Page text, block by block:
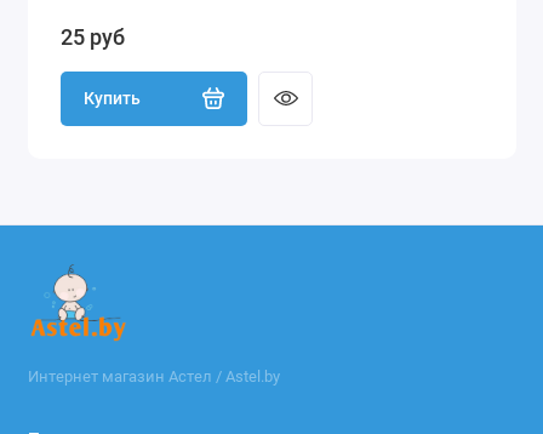
25 руб
Купить
Интернет магазин Астел / Astel.by